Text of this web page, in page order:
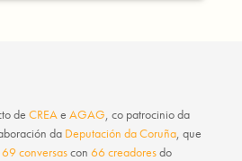
deCREAeAGAG, co patrocinio da
da Deputación da Coruña, que
69 conversascon66 creadoresdo